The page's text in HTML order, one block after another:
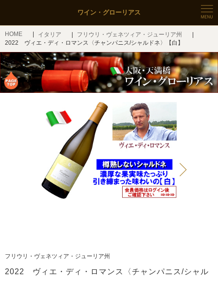
ワイン・グローリアス
HOME イタリア
フリウリ・ヴェネツィア・ジューリア州
2022 ヴィエ・ディ・ロマンス〈チャンパニス/シャルドネ〉【白】
フリウリ・ヴェネツィア・ジューリア州
2022 ヴィエ・ディ・ロマンス〈チャンパニス/シャル